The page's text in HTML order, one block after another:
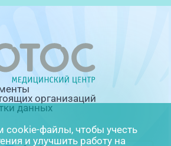
Щербакова 2, строение 1
организаций
данных
файлы, чтобы учесть
и улучшить работу на